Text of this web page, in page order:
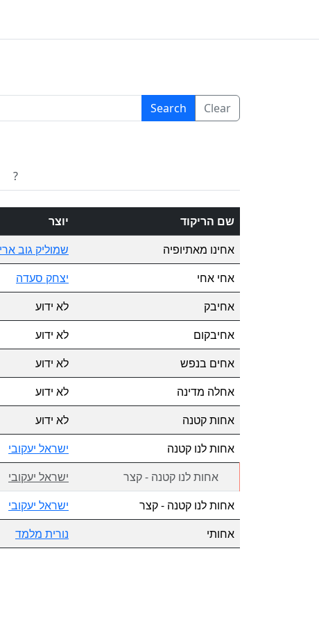
Search Clear
?
יוצר
שם הריקוד
שמוליק גוב ארי
אחינו מאתיופיה
יצחק סעדה
אחי אחי
לא ידוע
אחיבק
לא ידוע
אחיבקום
לא ידוע
אחים בנפש
לא ידוע
אחלה מדינה
לא ידוע
אחות קטנה
ישראל יעקובי
אחות לנו קטנה
ישראל יעקובי
אחות לנו קטנה - קצר
ישראל יעקובי
אחות לנו קטנה - קצר
נורית מלמד אחותי